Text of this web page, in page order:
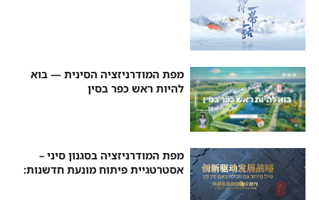
מפת המודרניזציה הסינית — בוא
להיות ראש כפר בסין
מפת המודרניזציה בסגנון סיני –
אסטרטגיית פיתוח מונעת חדשנות: